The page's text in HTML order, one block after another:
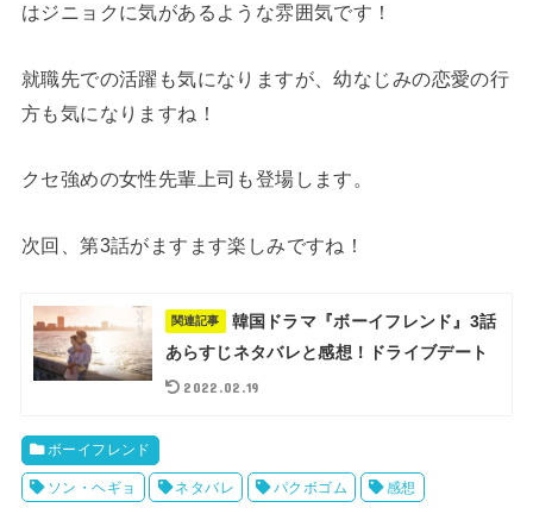
はジニョクに気があるような雰囲気です！
就職先での活躍も気になりますが、幼なじみの恋愛の行
方も気になりますね！
クセ強めの女性先輩上司も登場します。
次回、第3話がますます楽しみですね！
関連記事
韓国ドラマ『ボーイフレンド』3話
あらすじネタバレと感想！ドライブデート
2022.02.19
ボーイフレンド
ソン・ヘギョ ネタバレ パクボゴム 感想